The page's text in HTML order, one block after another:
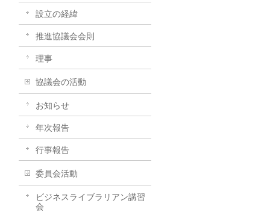
設立の経緯
推進協議会会則
理事
協議会の活動
お知らせ
年次報告
行事報告
委員会活動
ビジネスライブラリアン講習
会